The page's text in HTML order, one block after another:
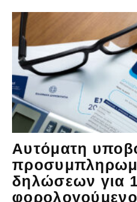
Αυτόματη
δηλώσεων για